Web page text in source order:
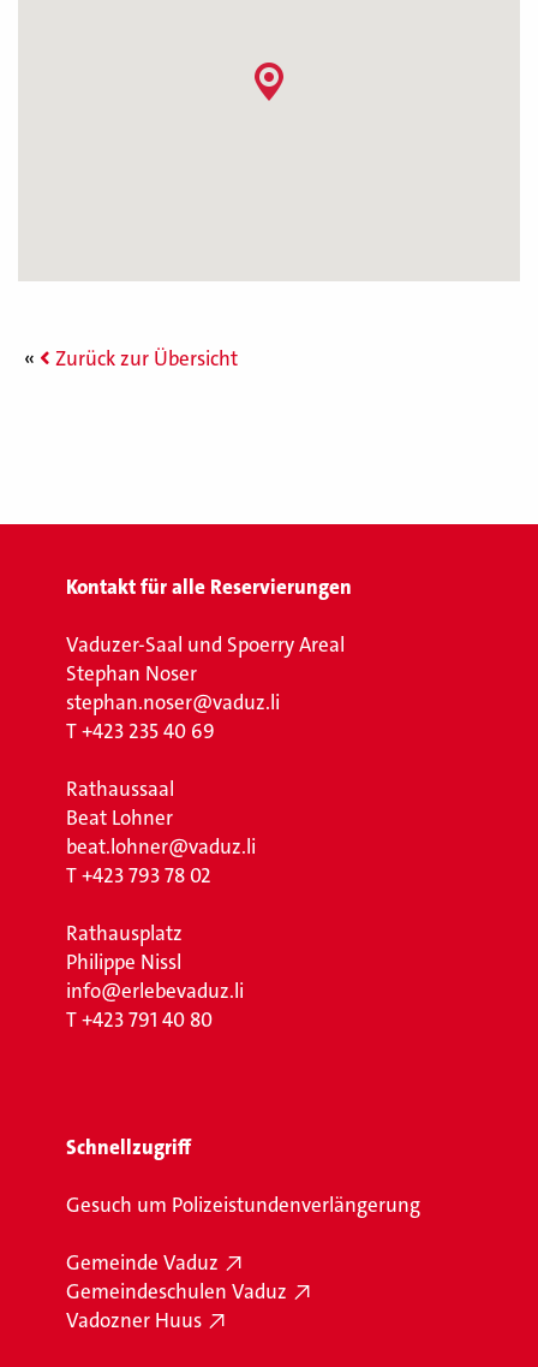
Zurück zur Übersicht
Kontakt für alle Reservierungen
Vaduzer-Saal und Spoerry Areal
Stephan Noser
stephan.noser@vaduz.li
T+423 235 40 69
Rathaussaal
Beat Lohner
beat.lohner@vaduz.li
T+423 793 78 02
Rathausplatz
Philippe Nissl
info@erlebevaduz.li
T+423 791 40 80
Schnellzugriff
Gesuch um Polizeistundenverlängerung
Gemeinde Vaduz
Gemeindeschulen Vaduz
Vadozner Huus